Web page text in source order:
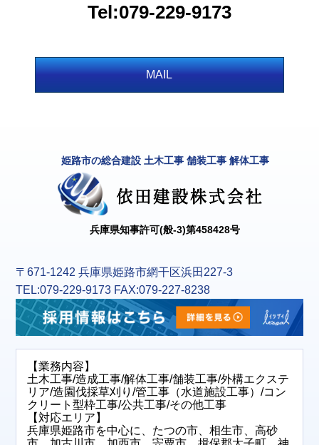
Tel:079-229-9173
MAIL
姫路市の総合建設 土木工事 舗装工事 解体工事
兵庫県知事許可(般-3)第458428号
〒671-1242 兵庫県姫路市網干区浜田227-3
TEL:079-229-9173 FAX:079-227-8238
【業務内容】
土木工事/造成工事/解体工事/舗装工事/外構エクステ
リア/造園伐採草刈り/管工事（水道施設工事）/コン
クリート型枠工事/公共工事/その他工事
【対応エリア】
兵庫県姫路市を中心に、たつの市、相生市、高砂